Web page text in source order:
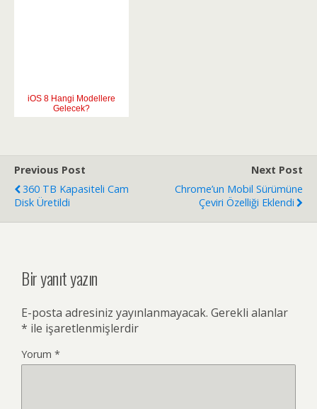
iOS 8 Hangi Modellere
Gelecek?
Previous Post
360 TB Kapasiteli Cam
Disk Üretildi
Next Post
Chrome’un Mobil Sürümüne
Çeviri Özelliği Eklendi
Bir yanıt yazın
E-posta adresiniz yayınlanmayacak. Gerekli alanlar
* ile işaretlenmişlerdir
Yorum *